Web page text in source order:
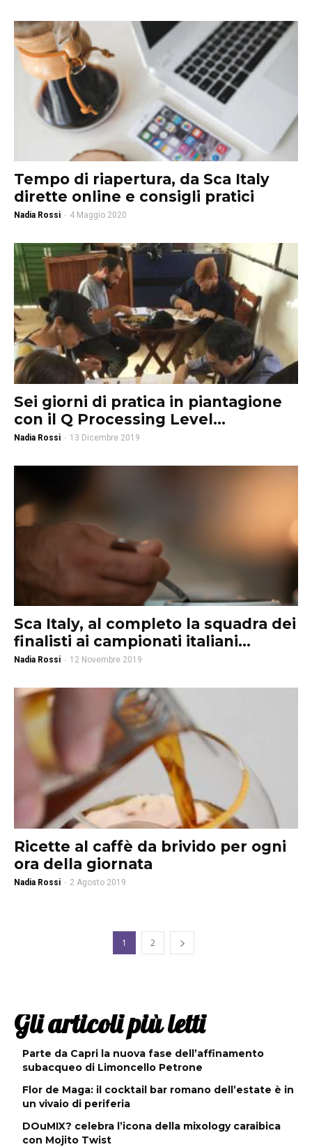
Tempo di riapertura, da Sca Italy
dirette online e consigli pratici
Nadia Rossi - 4 Maggio 2020
Sei giorni di pratica in piantagione
con il Q Processing Level...
Nadia Rossi - 13 Dicembre 2019
Sca Italy, al completo la squadra dei
finalisti ai campionati italiani...
Nadia Rossi - 12 Novembre 2019
Ricette al caffè da brivido per ogni
ora della giornata
Nadia Rossi - 2 Agosto 2019
1 2
Gli articoli più letti
Parte da Capri la nuova fase dell’affinamento
subacqueo di Limoncello Petrone
Flor de Maga: il cocktail bar romano dell’estate è in
un vivaio di periferia
DOuMIX? celebra l’icona della mixology caraibica
con Mojito Twist